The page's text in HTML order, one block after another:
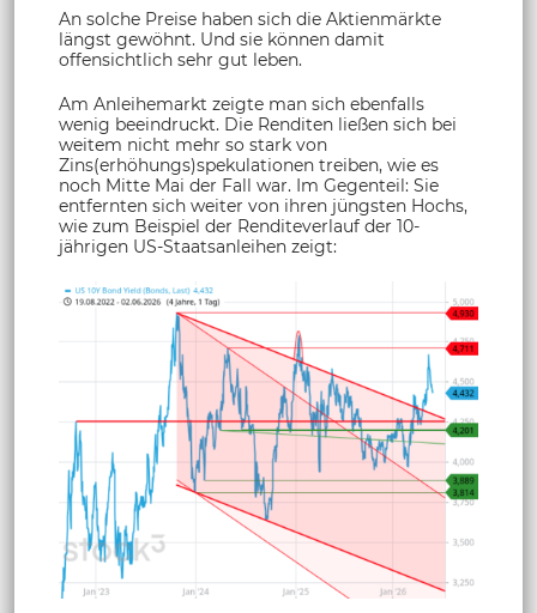
An solche Preise haben sich die Aktienmärkte
längst gewöhnt. Und sie können damit
offensichtlich sehr gut leben.
Am Anleihemarkt zeigte man sich ebenfalls
wenig beeindruckt. Die Renditen ließen sich bei
weitem nicht mehr so stark von
Zins(erhöhungs)spekulationen treiben, wie es
noch Mitte Mai der Fall war. Im Gegenteil: Sie
entfernten sich weiter von ihren jüngsten Hochs,
wie zum Beispiel der Renditeverlauf der 10-
jährigen US-Staatsanleihen zeigt: